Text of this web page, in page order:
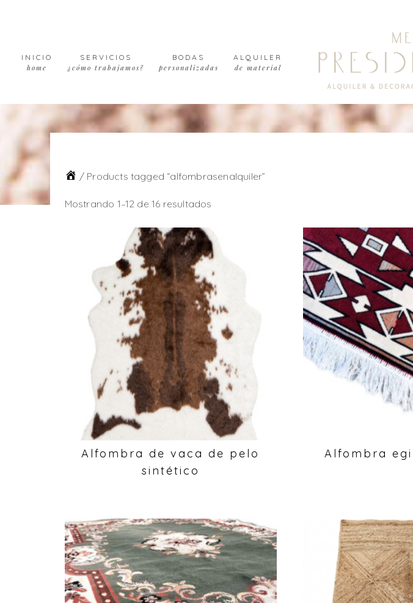
navigation
contentINICIO
home
SERVICIOS
¿cómo trabajamos?
BODAS
personalizadas
ALQUILER
de material
/ Products tagged “alfombrasenalquiler”
Mostrando 1–12 de 16 resultados
Alfombra de vaca de pelo
sintético
Alfombra